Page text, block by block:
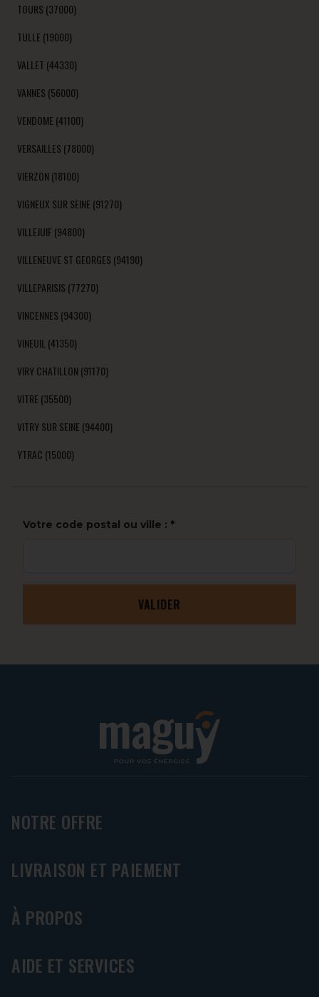
TOURS (37000)
TULLE (19000)
VALLET (44330)
VANNES (56000)
VENDOME (41100)
VERSAILLES (78000)
VIERZON (18100)
VIGNEUX SUR SEINE (91270)
VILLEJUIF (94800)
VILLENEUVE ST GEORGES (94190)
VILLEPARISIS (77270)
VINCENNES (94300)
VINEUIL (41350)
VIRY CHATILLON (91170)
VITRE (35500)
VITRY SUR SEINE (94400)
YTRAC (15000)
Votre code postal ou ville :
VALIDER
NOTRE OFFRE
LIVRAISON ET PAIEMENT
À PROPOS
AIDE ET SERVICES